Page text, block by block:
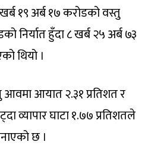
१९ अर्ब १७ करोडको वस्तु
निर्यात हुँदा ८ खर्ब २५ अर्ब ७३
थियो ।
आयात २.३१ प्रतिशत र
व्यापार घाटा १.७७ प्रतिशतले
छ ।